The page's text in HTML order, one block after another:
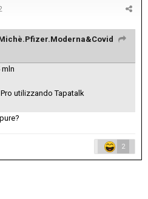
mln
utilizzando Tapatalk
2